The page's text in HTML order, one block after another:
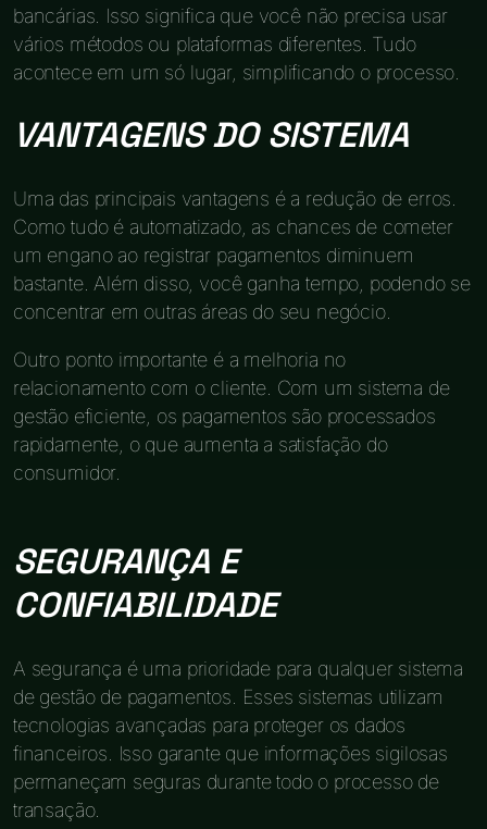
bancárias. Isso significa que você não precisa usar
vários métodos ou plataformas diferentes. Tudo
acontece em um só lugar, simplificando o processo.
VANTAGENS DO SISTEMA
Uma das principais vantagens é a redução de erros.
Como tudo é automatizado, as chances de cometer
um engano ao registrar pagamentos diminuem
bastante. Além disso, você ganha tempo, podendo se
concentrar em outras áreas do seu negócio.
Outro ponto importante é a melhoria no
relacionamento com o cliente. Com um sistema de
gestão eficiente, os pagamentos são processados
rapidamente, o que aumenta a satisfação do
consumidor.
SEGURANÇA E
CONFIABILIDADE
A segurança é uma prioridade para qualquer sistema
de gestão de pagamentos. Esses sistemas utilizam
tecnologias avançadas para proteger os dados
financeiros. Isso garante que informações sigilosas
permaneçam seguras durante todo o processo de
transação.